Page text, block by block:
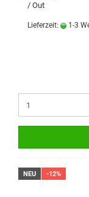
/ Out
Lieferzeit: 1-3
NEU -12%